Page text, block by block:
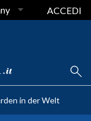
ACCEDI
in der Welt